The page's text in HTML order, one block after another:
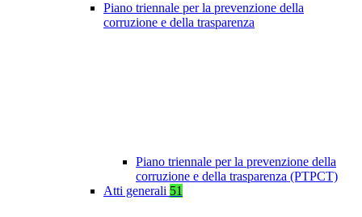
Piano triennale per la prevenzione della
corruzione e della trasparenza
Piano triennale per la prevenzione della
corruzione e della trasparenza (PTPCT)
Atti generali 51